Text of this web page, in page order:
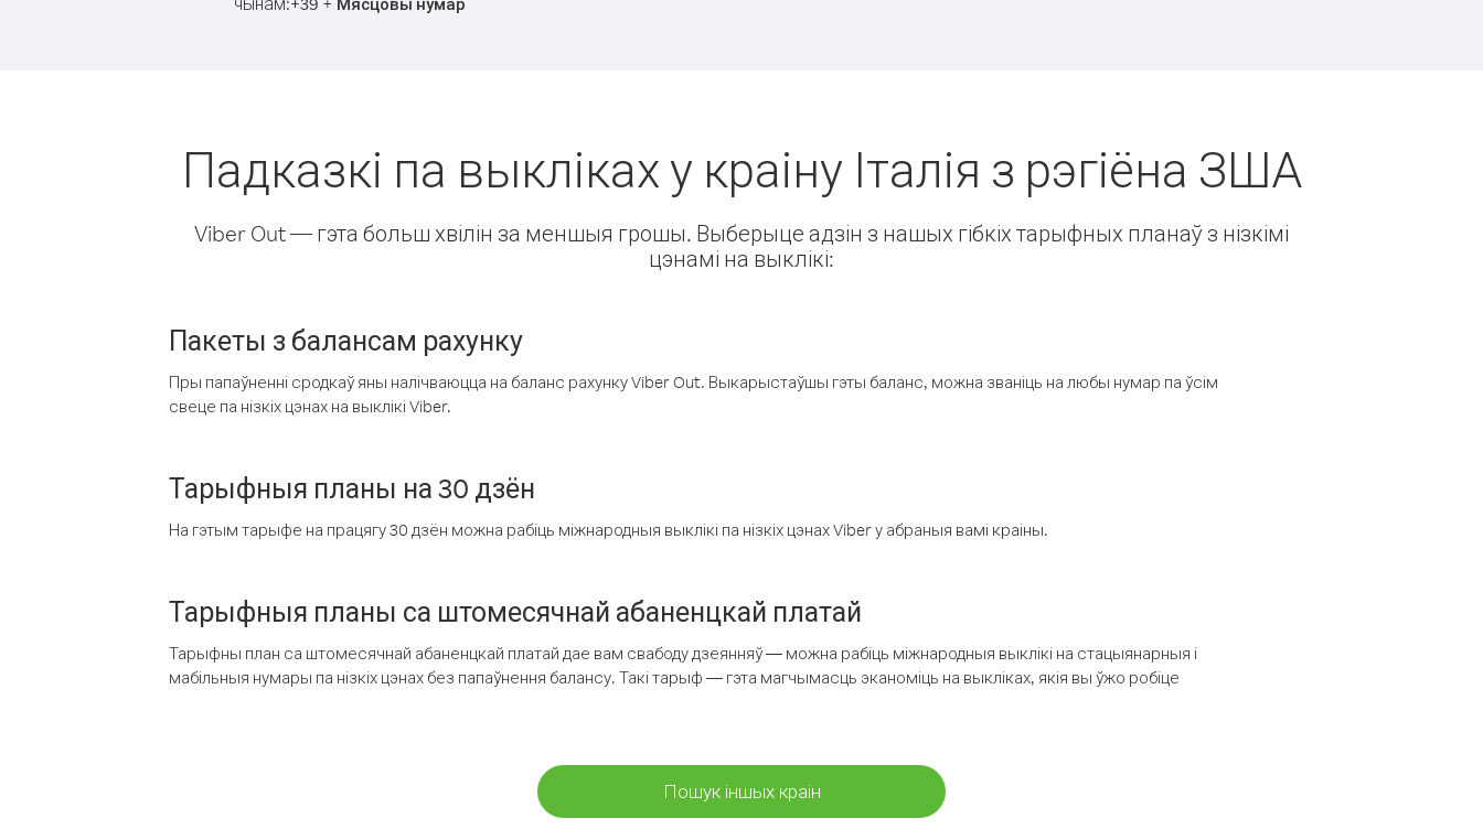
Падказкі па выкліках у краіну Італія з рэгіёна ЗША
Viber Out — гэта больш хвілін за меншыя грошы. Выберыце адзін з нашых гібкіх тарыфных планаў з нізкімі
цэнамі на выклікі:
Пакеты з балансам рахунку
Пры папаўненні сродкаў яны налічваюцца на баланс рахунку Viber Out. Выкарыстаўшы гэты баланс, можна званіць на любы нумар па ўсім
свеце па нізкіх цэнах на выклікі Viber.
Тарыфныя планы на 30 дзён
На гэтым тарыфе на працягу 30 дзён можна рабіць міжнародныя выклікі па нізкіх цэнах Viber у абраныя вамі краіны.
Тарыфныя планы са штомесячнай абаненцкай платай
Тарыфны план са штомесячнай абаненцкай платай дае вам свабоду дзеянняў — можна рабіць міжнародныя выклікі на стацыянарныя і
мабільныя нумары па нізкіх цэнах без папаўнення балансу. Такі тарыф — гэта магчымасць эканоміць на выкліках, якія вы ўжо робіце
Пошук іншых краін